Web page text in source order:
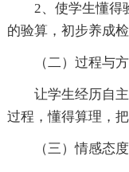
2、使学生懂得
的验算，初步养成
（二）过程与
让学生经历自
过程，懂得算理，
（三）情感态